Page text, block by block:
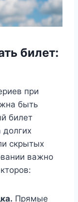
билет:
при
быть
билет
долгих
скрытых
важно
Прямые